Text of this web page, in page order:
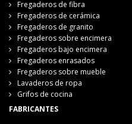
Fregaderos de fibra
Fregaderos de cerámica
Fregaderos de granito
Fregaderos sobre encimera
Fregaderos bajo encimera
Fregaderos enrasados
Fregaderos sobre mueble
Lavaderos de ropa
Grifos de cocina
FABRICANTES